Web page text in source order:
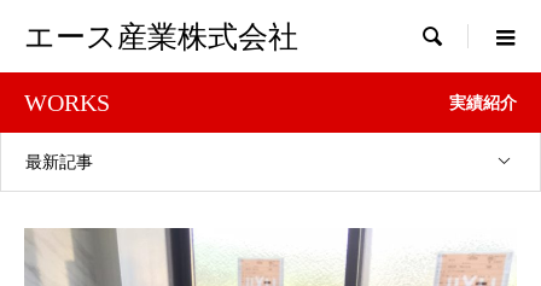
エース産業株式会社 
WORKS 実績紹介
最新記事